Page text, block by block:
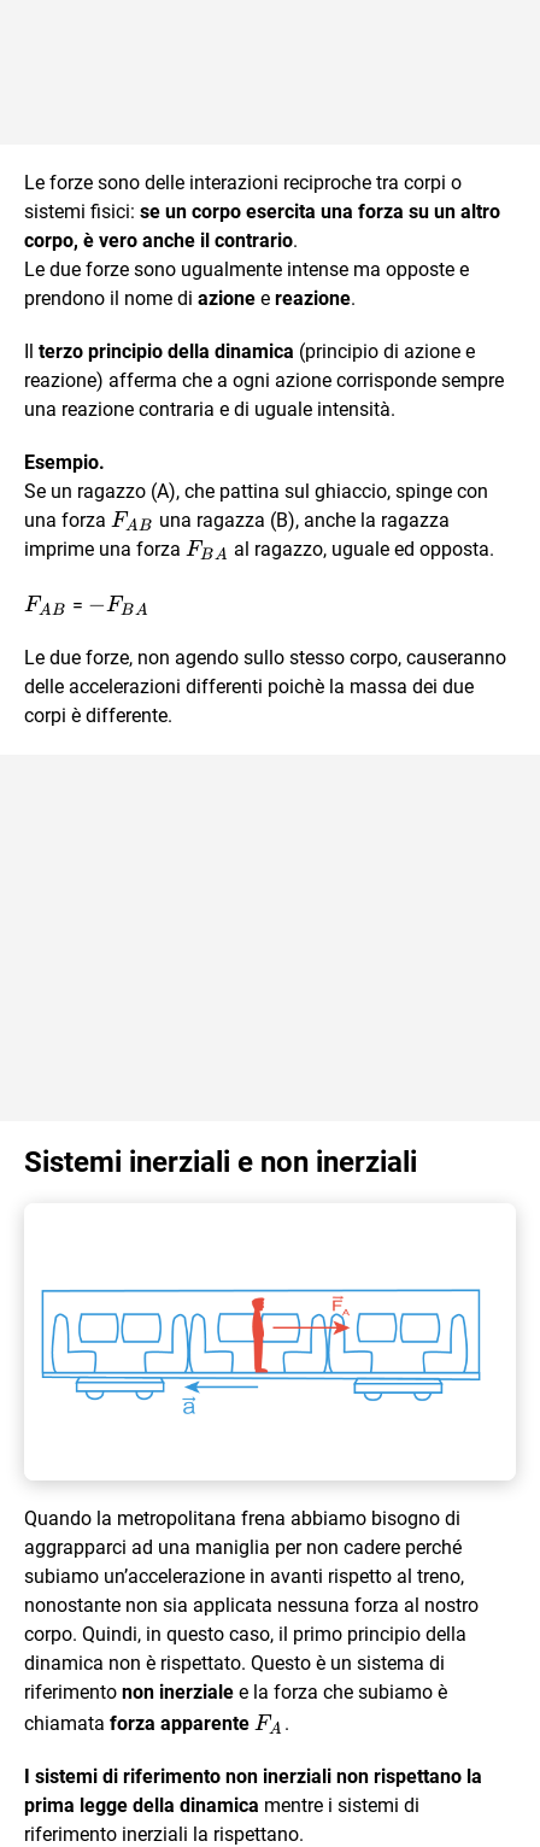
Le forze sono delle interazioni reciproche tra corpi o
sistemi fisici: se un corpo esercita una forza su un altro
corpo, è vero anche il contrario.
Le due forze sono ugualmente intense ma opposte e
prendono il nome di azione e reazione.
terzo principio della dinamica (principio di azione e
reazione) afferma che a ogni azione corrisponde sempre
una reazione contraria e di uguale intensità.
Esempio.
Se un ragazzo (A), che pattina sul ghiaccio, spinge con
una forza F_{AB}
FAB una ragazza (B), anche la ragazza
imprime una forza F_{BA}
FBA al ragazzo, uguale ed opposta.
\vec{F}_{AB}
FAB = -
−FBA
Le due forze, non agendo sullo stesso corpo, causeranno
delle accelerazioni differenti poichè la massa dei due
corpi è differente.
Sistemi inerziali e non inerziali
Quando la metropolitana frena abbiamo bisogno di
aggrapparci ad una maniglia per non cadere perché
subiamo un’accelerazione in avanti rispetto al treno,
nonostante non sia applicata nessuna forza al nostro
corpo. Quindi, in questo caso, il primo principio della
dinamica non è rispettato. Questo è un sistema di
riferimento non inerziale e la forza che subiamo è
chiamata forza apparente \vec{F}_{A}
FA .
I sistemi di riferimento non inerziali non rispettano la
prima legge della dinamica mentre i sistemi di
riferimento inerziali la rispettano.